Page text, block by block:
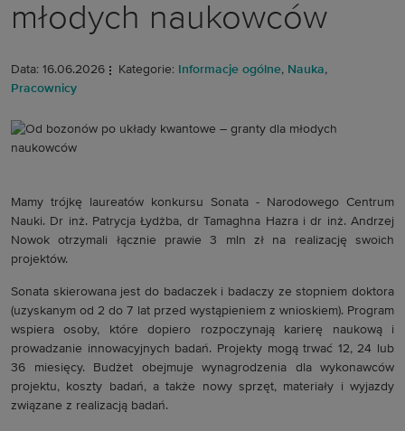
młodych naukowców
Data: 16.06.2026 Kategorie: Informacje ogólne, Nauka,
Pracownicy
Mamy trójkę laureatów konkursu Sonata - Narodowego Centrum
Nauki. Dr inż. Patrycja Łydżba, dr Tamaghna Hazra i dr inż. Andrzej
Nowok otrzymali łącznie prawie 3 mln zł na realizację swoich
projektów.
Sonata skierowana jest do badaczek i badaczy ze stopniem doktora
(uzyskanym od 2 do 7 lat przed wystąpieniem z wnioskiem). Program
wspiera osoby, które dopiero rozpoczynają karierę naukową i
prowadzanie innowacyjnych badań. Projekty mogą trwać 12, 24 lub
36 miesięcy. Budżet obejmuje wynagrodzenia dla wykonawców
projektu, koszty badań, a także nowy sprzęt, materiały i wyjazdy
związane z realizacją badań.